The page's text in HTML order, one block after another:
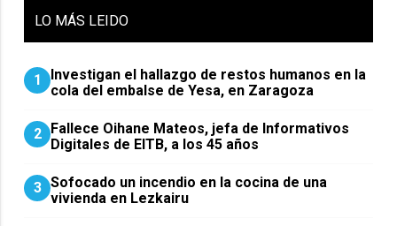
LO MÁS LEIDO
1
Investigan el hallazgo de restos humanos en la
cola del embalse de Yesa, en Zaragoza
2 Fallece Oihane Mateos, jefa de Informativos
Digitales de EITB, a los 45 años
3 Sofocado un incendio en la cocina de una
vivienda en Lezkairu